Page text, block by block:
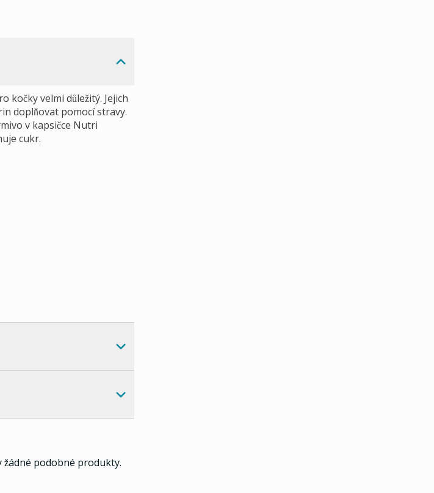
kočky velmi důležitý. Jejich
doplňovat pomocí stravy.
v kapsičce Nutri
cukr.
žádné podobné produkty.